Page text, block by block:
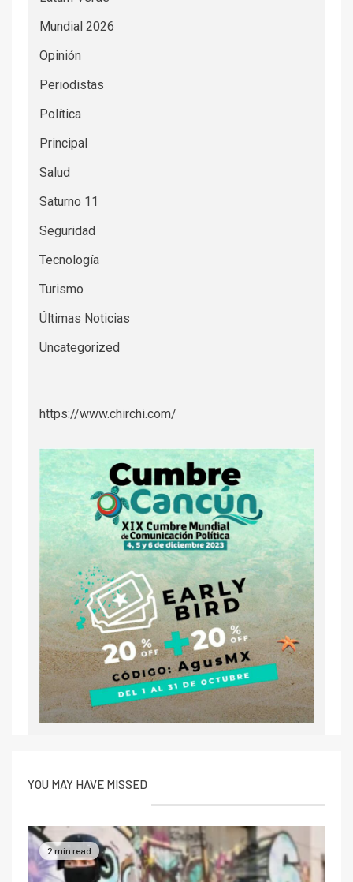
Mundial 2026
Opinión
Periodistas
Política
Principal
Salud
Saturno 11
Seguridad
Tecnología
Turismo
Últimas Noticias
Uncategorized
https://www.chirchi.com/
YOU MAY HAVE MISSED
2 min read